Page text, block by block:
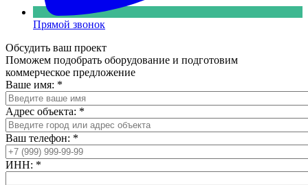
Прямой звонок
Обсудить ваш проект
Поможем подобрать оборудование и подготовим
коммерческое предложение
Ваше имя: *
Адрес объекта: *
Ваш телефон: *
ИНН: *